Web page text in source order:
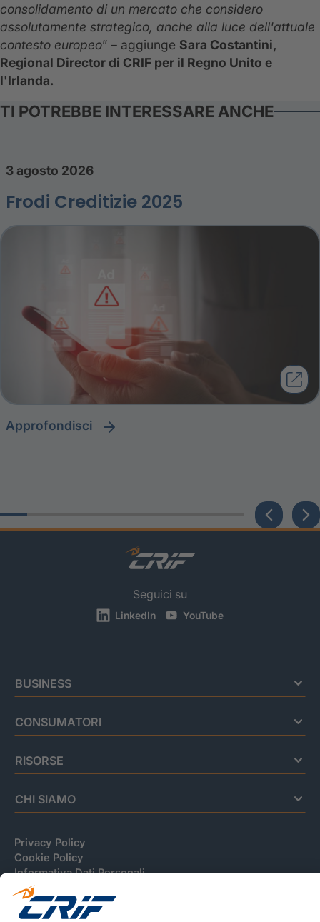
consolidamento di un mercato che considero
assolutamente strategico, anche alla luce dell'attuale
contesto europeo” – aggiunge Sara Costantini,
Regional Director di CRIF per il Regno Unito e
l'Irlanda.
TI POTREBBE INTERESSARE ANCHE
3 agosto 2026
Frodi Creditizie 2025
approfondisci
Seguici su
LinkedIn YouTube
BUSINESS
CONSUMATORI
RISORSE
CHI SIAMO
Privacy Policy
Cookie Policy
Informativa Dati Personali
CRIF Business Ethics
Accessibilità
Informativa Privacy Relativa Al Sistema Di Informazioni